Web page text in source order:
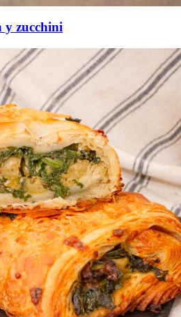
y zucchini